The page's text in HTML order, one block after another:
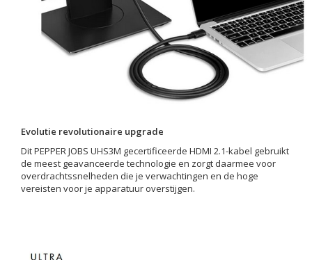
Evolutie revolutionaire upgrade
Dit PEPPER JOBS UHS3M gecertificeerde HDMI 2.1-kabel gebruikt
de meest geavanceerde technologie en zorgt daarmee voor
overdrachtssnelheden die je verwachtingen en de hoge
vereisten voor je apparatuur overstijgen.